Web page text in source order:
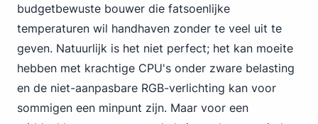
budgetbewuste bouwer die fatsoenlijke
temperaturen wil handhaven zonder te veel uit te
geven. Natuurlijk is het niet perfect; het kan moeite
hebben met krachtige CPU's onder zware belasting
en de niet-aanpasbare RGB-verlichting kan voor
sommigen een minpunt zijn. Maar voor een